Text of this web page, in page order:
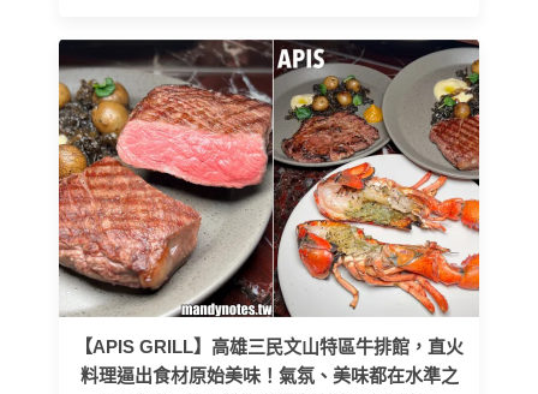
【APIS GRILL】高雄三民文山特區牛排館，直火
料理逼出食材原始美味！氣氛、美味都在水準之